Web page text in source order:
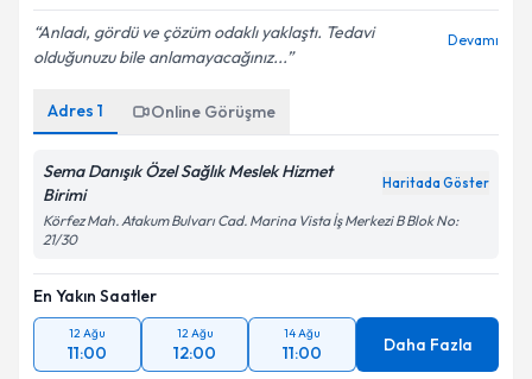
Anladı, gördü ve çözüm odaklı yaklaştı. Tedavi
olduğunuzu bile anlamayacağınız...
Devamı
Adres 1 Online Görüşme
Sema Danışık Özel Sağlık Meslek Hizmet
Birimi
Haritada Göster
Körfez Mah. Atakum Bulvarı Cad. Marina Vista İş Merkezi B Blok No:
21/30
En Yakın Saatler
12 Ağu
11:00
12 Ağu
12:00
14 Ağu
11:00 Daha Fazla